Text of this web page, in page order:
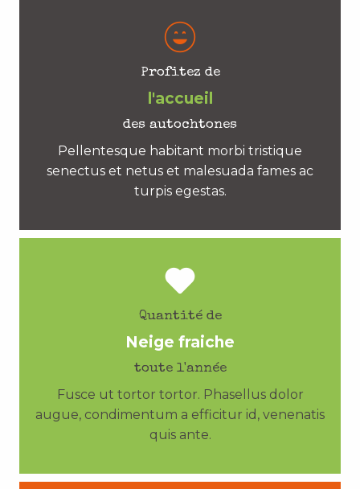
Profitez de
l'accueil
des autochtones
Pellentesque habitant morbi tristique
senectus et netus et malesuada fames ac
turpis egestas.
Quantité de
Neige fraiche
toute l'année
Fusce ut tortor tortor. Phasellus dolor
augue, condimentum a efficitur id, venenatis
quis ante.